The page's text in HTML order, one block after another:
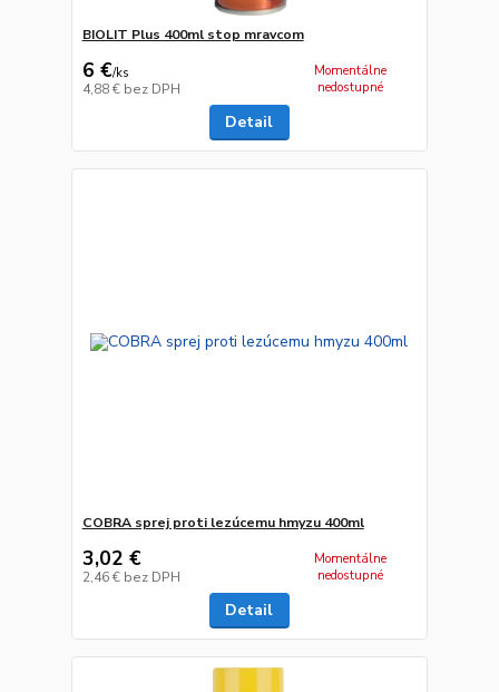
BIOLIT Plus 400ml stop mravcom
6 €/ks
4,88 € bez DPH
Momentálne
nedostupné
Detail
COBRA sprej proti lezúcemu hmyzu 400ml
3,02 €
2,46 € bez DPH
Momentálne
nedostupné
Detail